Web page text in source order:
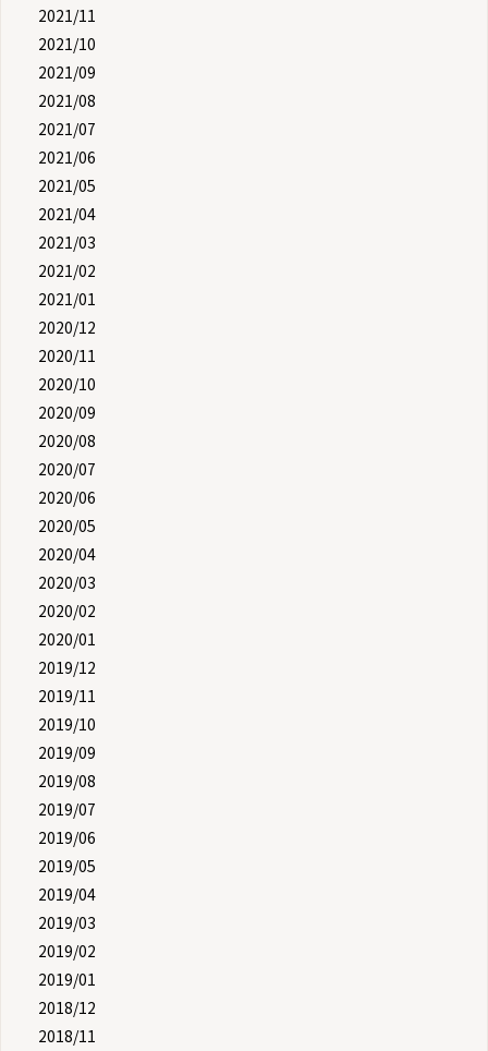
2021/11
2021/10
2021/09
2021/08
2021/07
2021/06
2021/05
2021/04
2021/03
2021/02
2021/01
2020/12
2020/11
2020/10
2020/09
2020/08
2020/07
2020/06
2020/05
2020/04
2020/03
2020/02
2020/01
2019/12
2019/11
2019/10
2019/09
2019/08
2019/07
2019/06
2019/05
2019/04
2019/03
2019/02
2019/01
2018/12
2018/11